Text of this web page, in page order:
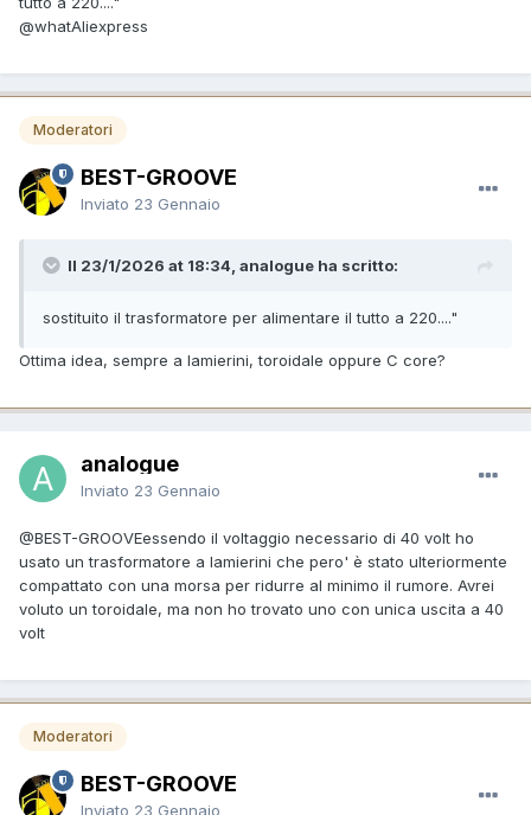
@whatAliexpress
Moderatori
BEST-GROOVE
Inviato 23 Gennaio
Il 23/1/2026 at 18:34, analogue ha scritto:
sostituito il trasformatore per alimentare il tutto a 220...."
Ottima idea, sempre a lamierini, toroidale oppure C core?
analogue
Inviato 23 Gennaio
@BEST-GROOVEessendo il voltaggio necessario di 40 volt ho
usato un trasformatore a lamierini che pero' è stato ulteriormente
compattato con una morsa per ridurre al minimo il rumore. Avrei
voluto un toroidale, ma non ho trovato uno con unica uscita a 40
volt
Moderatori
BEST-GROOVE
Inviato 23 Gennaio